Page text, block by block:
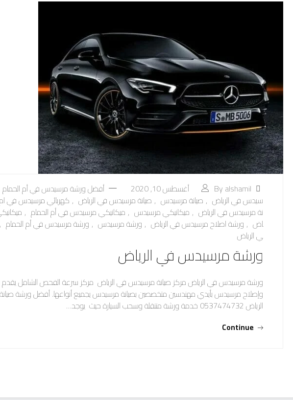
By alshamil أغسطس 10, 2020 أفضل ورشة مرسيدس في أم الحمام
سيدس في الرياض , صيانة مرسيدس , صيانة مرسيدس في الرياض , كهربائي مرسيدس في
نة مرسيدس في الرياض , ميكانيكي مرسيدس , ميكانيكي مرسيدس في أم الحمام ,
اض , ورشة اصلاح مرسيدس في الرياض , ورشة مرسيدس , ورشة مرسيدس في أم الحمام ,
ي الرياض
ورشة مرسيدس في الرياض
ورشة مرسيدس في الرياض مركز صيانة مرسيدس في الرياض مركز سرعة الفحص الشامل يقدم
وإصلاح مرسيدس بأيدي مهندسين متخصصين بصيانة مرسيدس يجميع أنواعها. أفضل ورشة
الرياض 0537474732 خدمة ورشة متنقلة وسحب السيارة حيث يوجد…
Continue